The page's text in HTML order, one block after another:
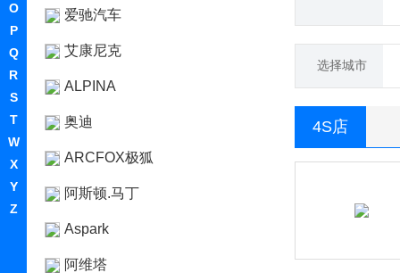
O
P
Q
R
S
T
W
X
Y
Z
爱驰汽车
艾康尼克
ALPINA
奥迪
ARCFOX极狐
阿斯顿.马丁
Aspark
阿维塔
选择城市
4S店